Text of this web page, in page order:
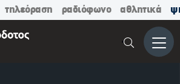
τηλεόραση ραδιόφωνο αθλητικά
Μενού